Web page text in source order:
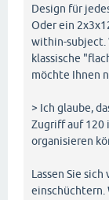
Design für
Oder ein
within-subject.
klassische
möchte Ihnen
> Ich glaube,
Zugriff auf 120
organisieren
Lassen Sie
einschüchtern.